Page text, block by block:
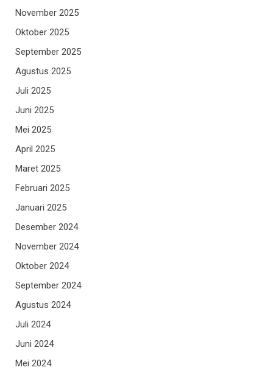
November 2025
Oktober 2025
September 2025
Agustus 2025
Juli 2025
Juni 2025
Mei 2025
April 2025
Maret 2025
Februari 2025
Januari 2025
Desember 2024
November 2024
Oktober 2024
September 2024
Agustus 2024
Juli 2024
Juni 2024
Mei 2024